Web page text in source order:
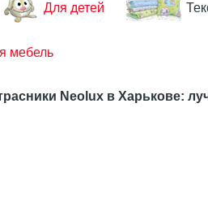
Для детей
мебель
Neolux в Харькове: